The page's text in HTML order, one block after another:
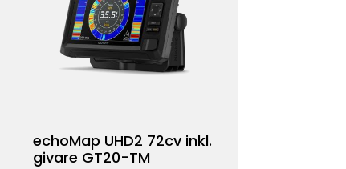
echoMap UHD2 72cv inkl.
givare GT20-TM